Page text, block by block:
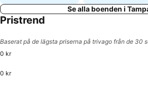
Se alla boenden i
Pristrend
Baserat på de lägsta priserna på trivago från de 30
0 kr
0 kr